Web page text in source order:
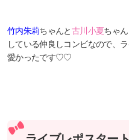
竹内朱莉ちゃんと 古川小夏ちゃ
している仲良しコンビなので、
愛かったです♡♡